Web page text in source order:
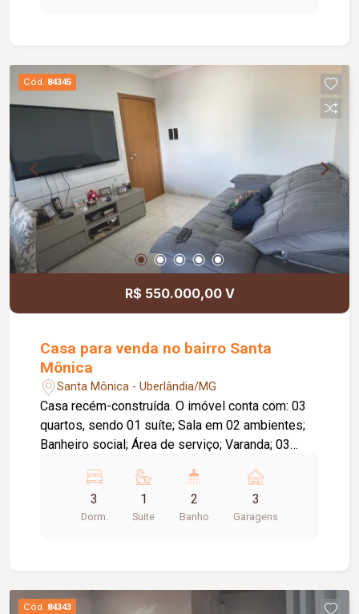
Cód. 84345
R$ 550.000,00 V
Casa para venda no bairro Santa
Mônica
Santa Mônica - Uberlândia/MG
Casa recém-construída. O imóvel conta com: 03
quartos, sendo 01 suíte; Sala em 02 ambientes;
Banheiro social; Área de serviço; Varanda; 03
Piso em porcelanato; Ambientes amplos, bem
distribuídos e com excelente padrão de
acabamento, proporcionando conforto e
3
Dorm.
1
Suite
2
Banho
3
Garagens
Cód. 84343